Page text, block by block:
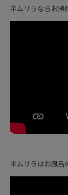
ネムリラならお掃
ネムリラはお風呂